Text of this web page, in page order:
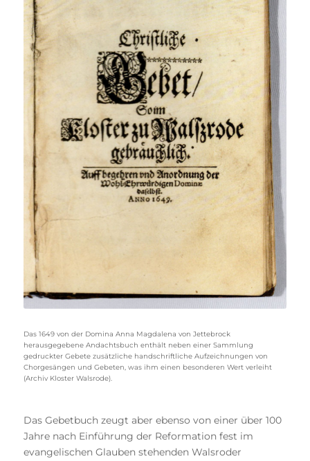
Das 1649 von der Domina Anna Magdalena von Jettebrock
herausgegebene Andachtsbuch enthält neben einer Sammlung
gedruckter Gebete zusätzliche handschriftliche Aufzeichnungen von
Chorgesängen und Gebeten, was ihm einen besonderen Wert verleiht
(Archiv Kloster Walsrode).
Das Gebetbuch zeugt aber ebenso von einer über 100
Jahre nach Einführung der Reformation fest im
evangelischen Glauben stehenden Walsroder